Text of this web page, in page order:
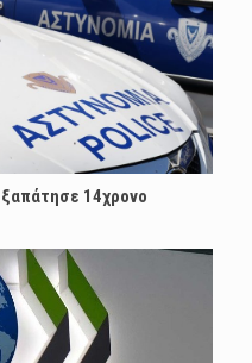
14χρονο